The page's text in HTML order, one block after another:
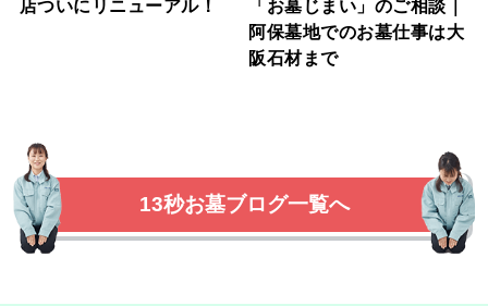
店ついにリニューアル！
「お墓じまい」のご相談｜
阿保墓地でのお墓仕事は大
阪石材まで
13秒お墓ブログ一覧へ